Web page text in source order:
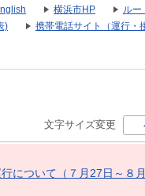
横浜市HP ルー
) 携帯電話サイト（運行・
文字サイズ変更
行について （ ７ 月 27日 ～ ８ 月